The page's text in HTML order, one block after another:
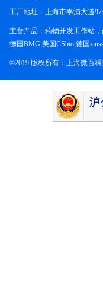
工厂地址：上海市奉浦大道
主营产品：药物开发工作站
德国BMG;美国CSbio;德国
©2019 版权所有：上海微百